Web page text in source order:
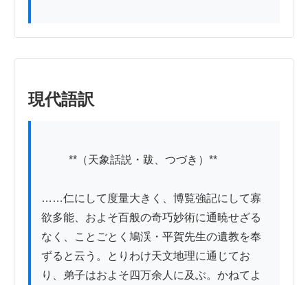
現代語訳
……仁にして度量大きく、博覧強記にして寡
欲多能、およそ百般の奇巧妙術に通暁せざる
なく、ことごとく鳩渓・平賀先生の遺教を奉
ずると云う。とりわけ天文地理に通じてお
り、弟子はおよそ四万余人に及ぶ。かねてよ